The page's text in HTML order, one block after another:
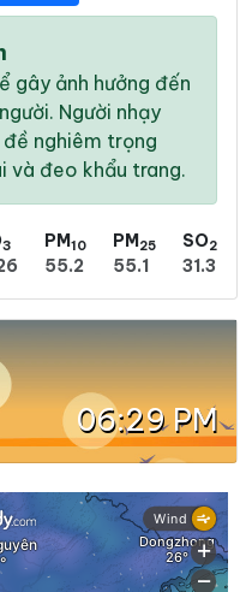
gây ảnh hưởng đến
Người nhạy
nghiêm trọng
và đeo khẩu trang.
3 PM10
55.2
PM25
55.1
SO2
31.3
06:29 PM